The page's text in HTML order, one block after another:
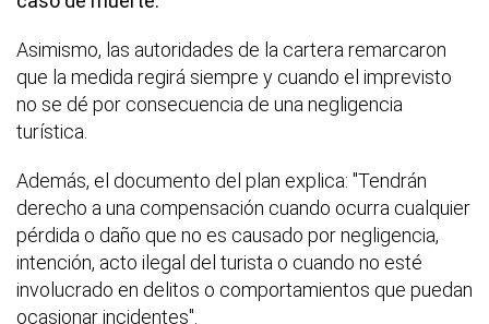
Asimismo, las autoridades de la cartera remarcaron
que la medida regirá siempre y cuando el imprevisto
no se dé por consecuencia de una negligencia
turística.
Además, el documento del plan explica: "Tendrán
derecho a una compensación cuando ocurra cualquier
pérdida o daño que no es causado por negligencia,
intención, acto ilegal del turista o cuando no esté
involucrado en delitos o comportamientos que puedan
ocasionar incidentes".